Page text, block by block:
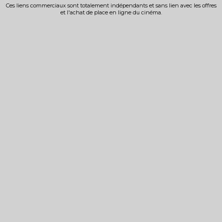
Ces liens commerciaux sont totalement indépendants et sans lien avec les offres
et l'achat de place en ligne du cinéma.